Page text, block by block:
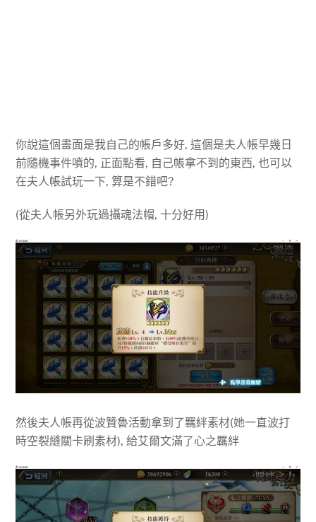
你說這個畫面是我自己的帳戶多好, 這個是夫人帳早幾日
前隨機事件噴的, 正面點看, 自己帳拿不到的東西, 也可以
在夫人帳試玩一下, 算是不錯吧?
(從夫人帳另外玩過攝魂法帽, 十分好用)
然後夫人帳再從波贊魯活動拿到了羈絆素材(她一直波打
時空裂縫關卡刷素材), 給艾爾文滿了心之羈絆